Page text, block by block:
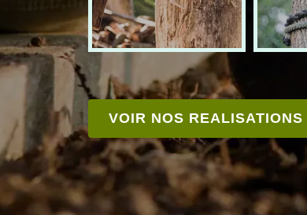
VOIR NOS REALISATIONS